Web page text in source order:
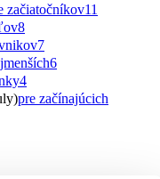
začiatočníkov11
8
7
6
4
pre začínajúcich